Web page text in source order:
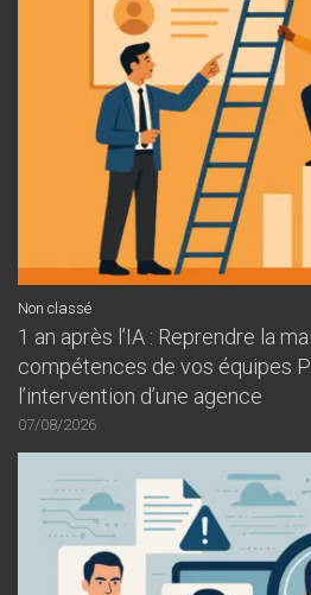
Non classé
1 an après l’IA : Reprendre la
compétences de vos équipes
l’intervention d’une agence
07/08/2026